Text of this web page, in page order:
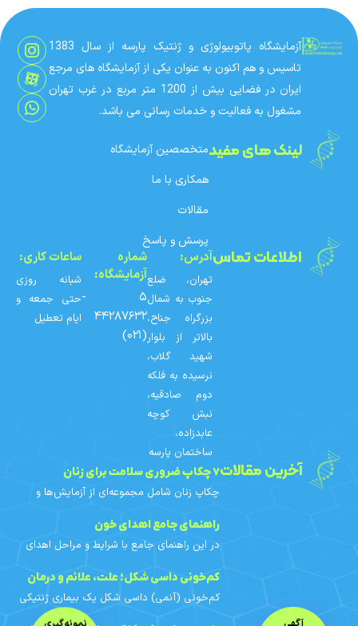
آزمایشگاه پاتوبیولوژی و ژنتیک پارسه از سال 1383
تاسیس و هم اکنون به عنوان یکی از آزمایشگاه های مرجع
ایران در فضایی بیش از 1200 متر مربع در غرب تهران
مشغول به فعالیت و خدمات رسانی می باشد.
لینک های مفیدمتخصصین آزمایشگاه
همکاری با ما
مقالات
پرسش و پاسخ
اطلاعات تماسآدرس:
تهران، ضلع
جنوب به شمال
بزرگراه جناح،
بالاتر از بلوار
شهید گلاب،
نرسیده به فلکه
دوم صادقیه،
نبش کوچه
عابدزاده،
ساختمان پارسه
شماره‌
آزمایشگاه:
۵ -
۴۴۲۸۷۶۳۲
(۰۲۱)
ساعات کاری:
شبانه روزی
حتی جمعه و
ایام تعطیل
آخرین مقالات۷ چکاپ ضروری سلامت برای زنان
چکاپ زنان شامل مجموعه‌ای از آزمایش‌ها و
سابقه خانوادگی و عوامل خطر هر فرد
برنامه‌ریزی می‌شوند. در
راهنمای جامع اهدای خون
در این راهنمای جامع با شرایط و مراحل اهدای
خون بانوان، آزمایش‌های خون اهدایی، فواید و
مراقبت‌های قبل و
کم‌خونی داسی‌ شکل؛ علت، علائم و درمان
کم‌خونی (آنمی) داسی‌ شکل یک بیماری ژنتیکی
ارثی است. در این مقاله با علائم، علت ژنتیکی،
نمونه‌گیری آگهی